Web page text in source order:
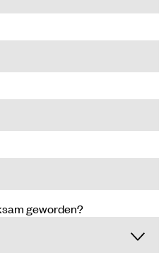
geworden?